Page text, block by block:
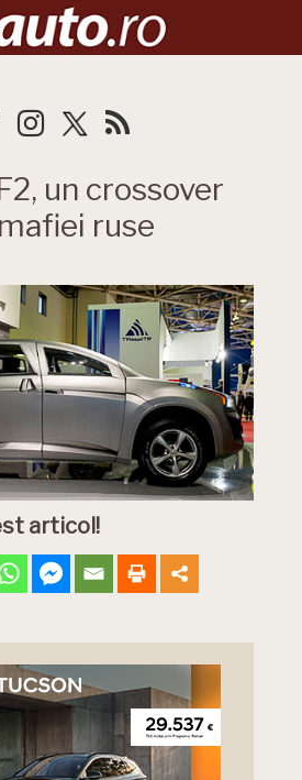
un crossover
ruse
articol!